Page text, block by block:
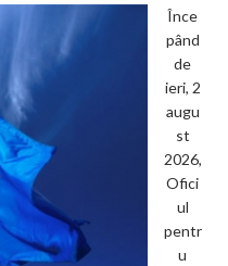
Înce
pând
de
ieri, 2
augu
st
2026,
Ofici
ul
pentr
u